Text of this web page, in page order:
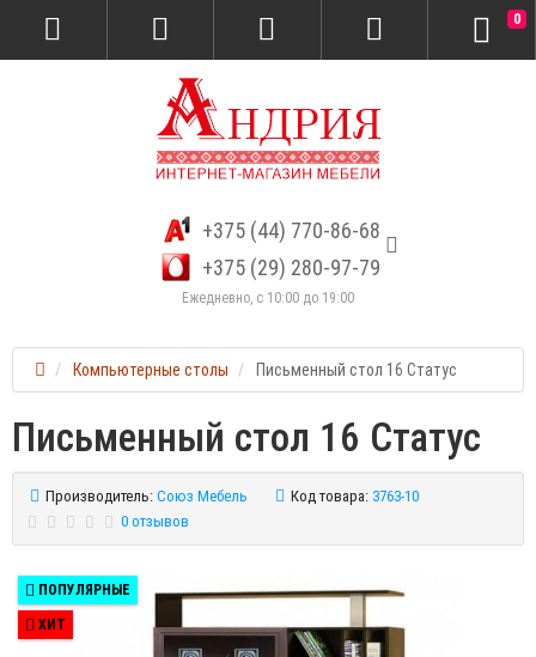
+375 (44) 770-86-68
+375 (29) 280-97-79
Ежедневно, с 10:00 до 19:00
0
Компьютерные столы Письменный стол 16 Статус
Письменный стол 16 Статус
Производитель: Союз Мебель Код товара: 3763-10
0 отзывов
ПОПУЛЯРНЫЕ
ХИТ